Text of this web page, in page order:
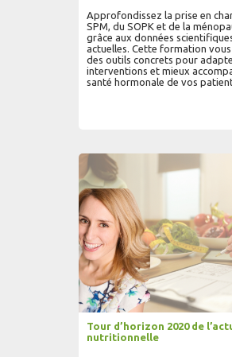
Approfondissez la prise en
SPM, du SOPK et de la
grâce aux données
actuelles. Cette formation
des outils concrets pour
interventions et mieux
santé hormonale de vos
AJOUTER AU PANIER LIRE
Tour d’horizon 2020 de
nutritionnelle